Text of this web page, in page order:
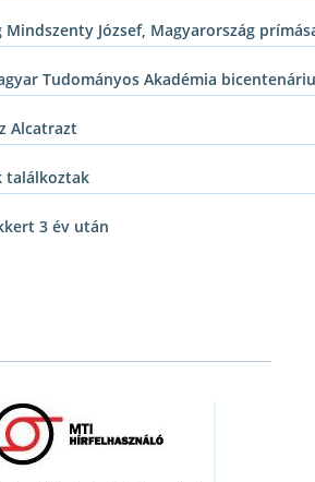
József, Magyarország
Tudományos Akadémia
Alcatrazt
találkoztak
3 év után